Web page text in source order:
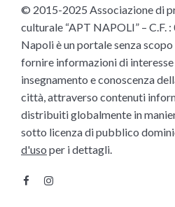
© 2015-2025 Associazione di
culturale “APT NAPOLI” – C.F.
Napoli è un portale senza
fornire informazioni di
insegnamento e conoscenza
città, attraverso contenuti
distribuiti globalmente in
sotto licenza di pubblico
d'uso per i dettagli.